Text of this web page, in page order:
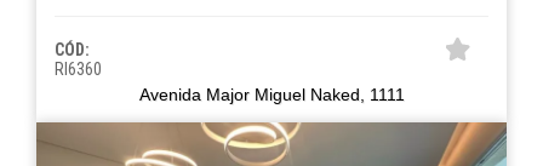
CÓD:
RI6360
Avenida Major Miguel Naked, 1111